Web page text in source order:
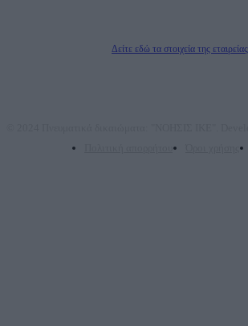
Δείτε εδώ τα στοιχεία της εταιρείας